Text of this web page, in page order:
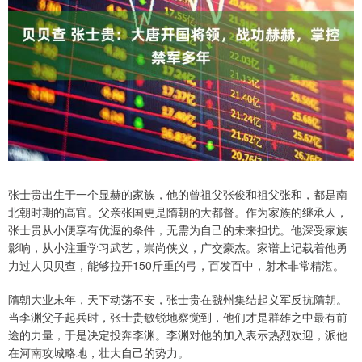
张士贵出生于一个显赫的家族，他的曾祖父张俊和祖父张和，都是南
北朝时期的高官。父亲张国更是隋朝的大都督。作为家族的继承人，
张士贵从小便享有优渥的条件，无需为自己的未来担忧。他深受家族
影响，从小注重学习武艺，崇尚侠义，广交豪杰。家谱上记载着他勇
力过人贝贝查，能够拉开150斤重的弓，百发百中，射术非常精湛。
隋朝大业末年，天下动荡不安，张士贵在虢州集结起义军反抗隋朝。
当李渊父子起兵时，张士贵敏锐地察觉到，他们才是群雄之中最有前
途的力量，于是决定投奔李渊。李渊对他的加入表示热烈欢迎，派他
在河南攻城略地，壮大自己的势力。